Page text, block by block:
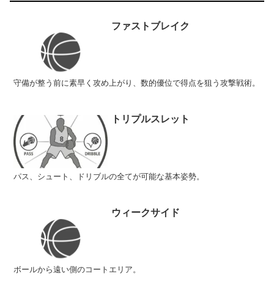
ファストブレイク
守備が整う前に素早く攻め上がり、数的優位で得点を狙う攻撃戦術。
トリプルスレット
パス、シュート、ドリブルの全てが可能な基本姿勢。
ウィークサイド
ボールから遠い側のコートエリア。